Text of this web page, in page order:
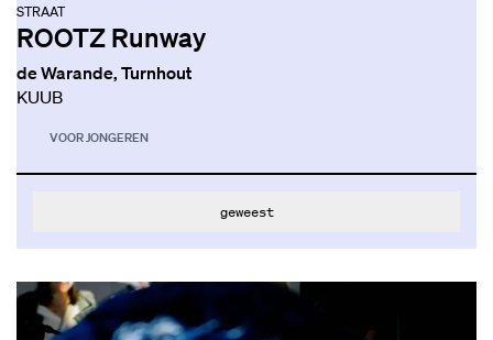
ROOTZ Runway
STRAAT
de Warande, Turnhout
KUUB
VOOR JONGEREN
geweest